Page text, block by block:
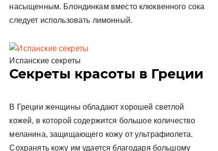
насыщенным. Блондинкам вместо клюквенного сока
следует использовать лимонный.
Испанские секреты
Секреты красоты в Греции
В Греции женщины обладают хорошей светлой
кожей, в которой содержится большое количество
меланина, защищающего кожу от ультрафиолета.
Сохранять кожу им удается благодаря большому